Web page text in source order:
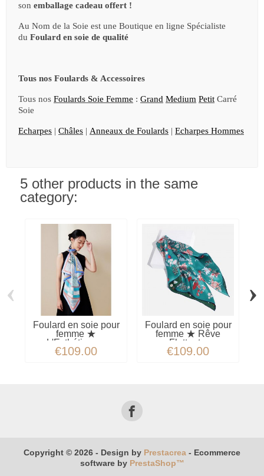
son emballage cadeau offert !
Au Nom de la Soie est une Boutique en ligne Spécialiste
du Foulard en soie de qualité
Tous nos Foulards & Accessoires
Tous nos Foulards Soie Femme : Grand Medium Petit Carré
Soie
Echarpes | Châles | Anneaux de Foulards | Echarpes Hommes
5 other products in the same
category:
Foulard en soie pour
femme ★
L'Esthétique...
€109.00
Foulard en soie pour
femme ★ Rêve
Flottant...
€109.00
‹ ›
Copyright © 2026 - Design by Prestacrea - Ecommerce
software by PrestaShop™